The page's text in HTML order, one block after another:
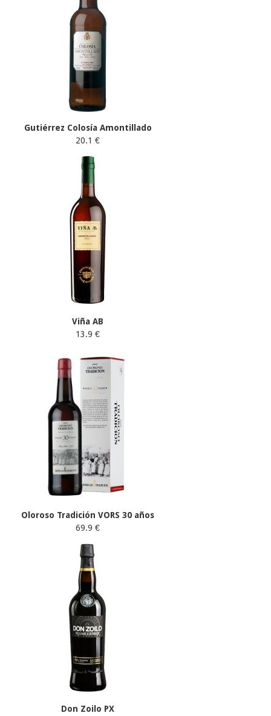
Gutiérrez Colosía Amontillado
20.1 €
Viña AB
13.9 €
Oloroso Tradición VORS 30 años
69.9 €
Don Zoilo PX